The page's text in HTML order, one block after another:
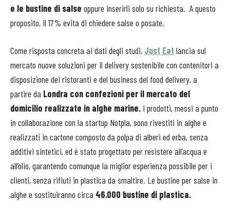
e le bustine di salse oppure inserirli solo su richiesta. A questo
proposito, il 17% evita di chiedere salse o posate.
Come risposta concreta ai dati degli studi, Just Eat lancia sul
mercato nuove soluzioni per il delivery sostenibile con contenitori a
disposizione dei ristoranti e del business del food delivery, a
partire da Londra con confezioni per il mercato del
domicilio realizzate in alghe marine. I prodotti, messi a punto
in collaborazione con la startup Notpla, sono rivestiti in alghe e
realizzati in cartone composto da polpa di alberi ed erba, senza
additivi sintetici, ed è stato progettato per resistere all’acqua e
all’olio, garantendo comunque la miglior esperienza possibile per i
clienti, senza rifiuti in plastica da smaltire. Le bustine per salse in
alghe e sostituiranno circa 46.000 bustine di plastica.